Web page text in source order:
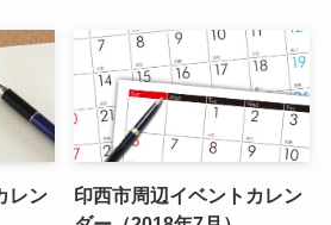
レン
印西市周辺イベントカレン